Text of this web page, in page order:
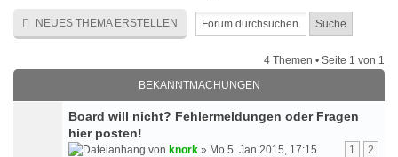
NEUES THEMA ERSTELLEN
4 Themen • Seite 1 von 1
BEKANNTMACHUNGEN
Board will nicht? Fehlermeldungen oder Fragen
hier posten!
1 2
von knork » Mo 5. Jan 2015, 17:15